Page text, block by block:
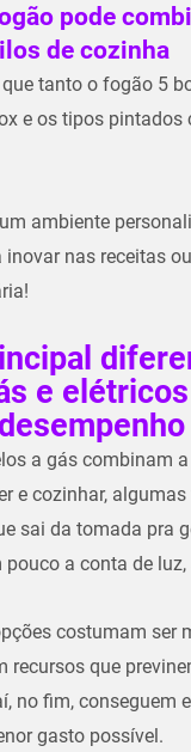
pode
de cozinha
tanto o fogão 5
e os tipos pintados
ambiente
nas receitas
e
a gás combinam
e cozinhar,
sai da tomada pra
a conta de luz,
costumam ser
recursos que
no fim, conseguem
gasto possível.